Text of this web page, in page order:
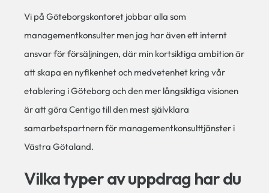
Vi på Göteborgskontoret jobbar alla som
managementkonsulter men jag har även ett internt
ansvar för försäljningen, där min kortsiktiga ambition är
att skapa en nyfikenhet och medvetenhet kring vår
etablering i Göteborg och den mer långsiktiga visionen
är att göra Centigo till den mest självklara
samarbetspartnern för managementkonsulttjänster i
Västra Götaland.
Vilka typer av uppdrag har du